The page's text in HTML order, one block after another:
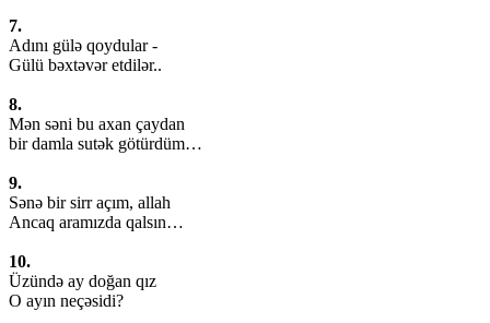
7.
Adını gülə qoydular -
Gülü bəxtəvər etdilər..
8.
Mən səni bu axan çaydan
bir damla sutək götürdüm…
9.
Sənə bir sirr açım, allah
Ancaq aramızda qalsın…
10.
Üzündə ay doğan qız
O ayın neçəsidi?